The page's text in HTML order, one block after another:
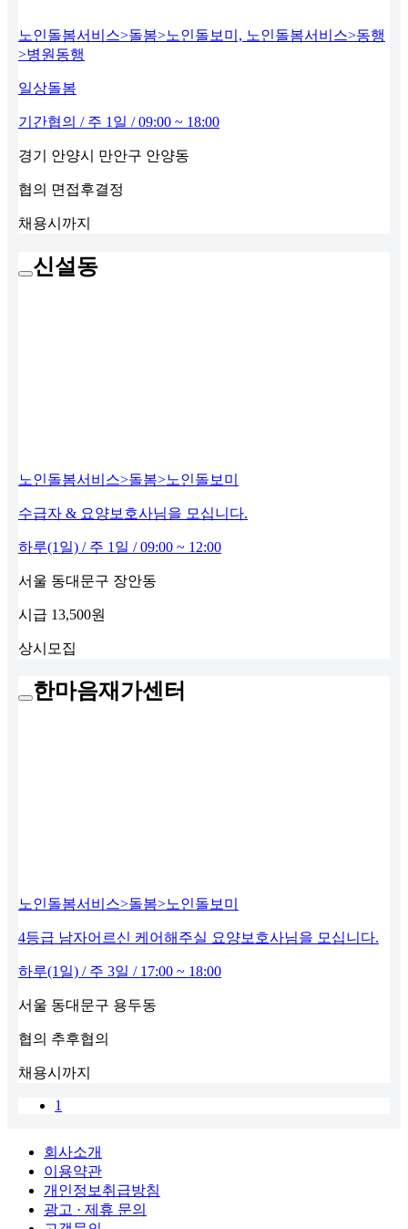
노인돌봄서비스>돌봄>노인돌보미, 노인돌봄서비스>동행
>병원동행
일상돌봄
기간협의 / 주 1일 / 09:00 ~ 18:00
경기 안양시 만안구 안양동
협의 면접후결정
채용시까지
신설동
노인돌봄서비스>돌봄>노인돌보미
수급자 & 요양보호사님을 모십니다.
하루(1일) / 주 1일 / 09:00 ~ 12:00
서울 동대문구 장안동
시급 13,500원
상시모집
한마음재가센터
노인돌봄서비스>돌봄>노인돌보미
4등급 남자어르신 케어해주실 요양보호사님을 모십니다.
하루(1일) / 주 3일 / 17:00 ~ 18:00
서울 동대문구 용두동
협의 추후협의
채용시까지
1
회사소개
이용약관
개인정보취급방침
광고 · 제휴 문의